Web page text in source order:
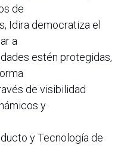
de
Idira democratiza el
a
estén protegidas,
de visibilidad
y
y Tecnología de